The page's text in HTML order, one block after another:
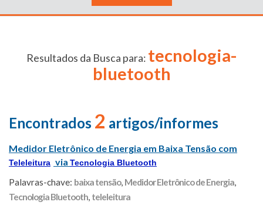
Resultados da Busca para: tecnologia-
bluetooth
Encontrados 2 artigos/informes
Medidor Eletrônico de Energia em Baixa Tensão com
Teleleitura via Tecnologia Bluetooth
Palavras-chave: baixa tensão, Medidor Eletrônico de Energia,
Tecnologia Bluetooth, teleleitura